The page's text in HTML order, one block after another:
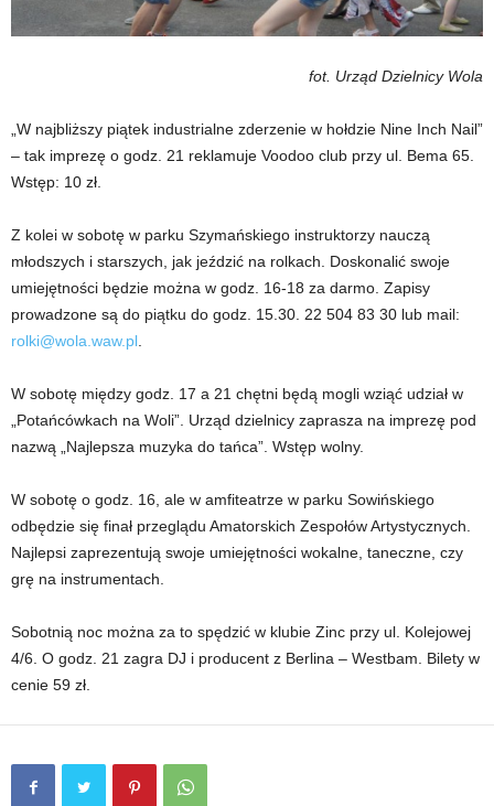
fot. Urząd Dzielnicy Wola
„W najbliższy piątek industrialne zderzenie w hołdzie Nine Inch Nail”
– tak imprezę o godz. 21 reklamuje Voodoo club przy ul. Bema 65.
Wstęp: 10 zł.
Z kolei w sobotę w parku Szymańskiego instruktorzy nauczą
młodszych i starszych, jak jeździć na rolkach. Doskonalić swoje
umiejętności będzie można w godz. 16-18 za darmo. Zapisy
prowadzone są do piątku do godz. 15.30. 22 504 83 30 lub mail:
rolki@wola.waw.pl.
W sobotę między godz. 17 a 21 chętni będą mogli wziąć udział w
„Potańcówkach na Woli”. Urząd dzielnicy zaprasza na imprezę pod
nazwą „Najlepsza muzyka do tańca”. Wstęp wolny.
W sobotę o godz. 16, ale w amfiteatrze w parku Sowińskiego
odbędzie się finał przeglądu Amatorskich Zespołów Artystycznych.
Najlepsi zaprezentują swoje umiejętności wokalne, taneczne, czy
grę na instrumentach.
Sobotnią noc można za to spędzić w klubie Zinc przy ul. Kolejowej
4/6. O godz. 21 zagra DJ i producent z Berlina – Westbam. Bilety w
cenie 59 zł.